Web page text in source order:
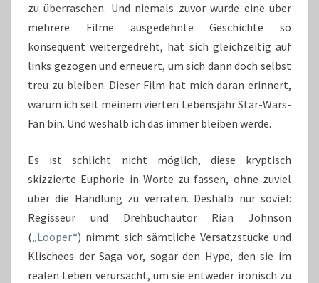
zu überraschen. Und niemals zuvor wurde eine über
mehrere Filme ausgedehnte Geschichte so
konsequent weitergedreht, hat sich gleichzeitig auf
links gezogen und erneuert, um sich dann doch selbst
treu zu bleiben. Dieser Film hat mich daran erinnert,
warum ich seit meinem vierten Lebensjahr Star-Wars-
Fan bin. Und weshalb ich das immer bleiben werde.
Es ist schlicht nicht möglich, diese kryptisch
skizzierte Euphorie in Worte zu fassen, ohne zuviel
über die Handlung zu verraten. Deshalb nur soviel:
Regisseur und Drehbuchautor Rian Johnson
(„Looper“) nimmt sich sämtliche Versatzstücke und
Klischees der Saga vor, sogar den Hype, den sie im
realen Leben verursacht, um sie entweder ironisch zu